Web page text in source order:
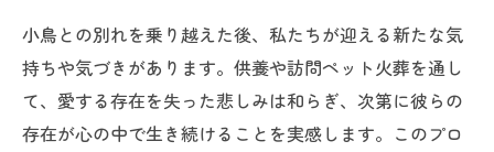
小鳥との別れを乗り越えた後、私たちが迎える新たな気
持ちや気づきがあります。供養や訪問ペット火葬を通し
て、愛する存在を失った悲しみは和らぎ、次第に彼らの
存在が心の中で生き続けることを実感します。このプロ